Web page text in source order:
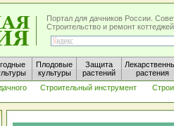
Портал для дачников России.
Строительство и ремонт
Плодовые
культуры
Защита
растений
растения
Строительный инструмент